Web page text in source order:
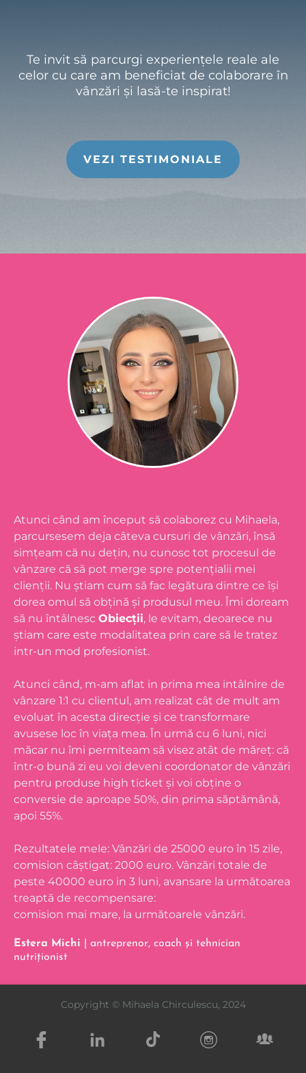
Te invit să parcurgi experiențele reale ale
celor cu care am beneficiat de colaborare în
vânzări și lasă-te inspirat!
VEZI TESTIMONIALE
Atunci când am început să colaborez cu Mihaela,
parcursesem deja câteva cursuri de vânzări, însă
simțeam că nu dețin, nu cunosc tot procesul de
vânzare că să pot merge spre potențialii mei
clienții. Nu știam cum să fac legătura dintre ce își
dorea omul să obțină și produsul meu. Îmi doream
să nu întâlnesc Obiecții, le evitam, deoarece nu
știam care este modalitatea prin care să le tratez
intr-un mod profesionist.
Atunci când, m-am aflat in prima mea intâlnire de
vânzare 1:1 cu clientul, am realizat cât de mult am
evoluat în acesta direcție și ce transformare
avusese loc în viața mea. În urmă cu 6 luni, nici
măcar nu îmi permiteam să visez atât de măreț: că
într-o bună zi eu voi deveni coordonator de vânzări
pentru produse high ticket și voi obține o
conversie de aproape 50%, din prima săptămână,
apoi 55%.
Rezultatele mele: Vânzări de 25000 euro în 15 zile,
comision câștigat: 2000 euro. Vânzări totale de
peste 40000 euro in 3 luni, avansare la următoarea
treaptă de recompensare:
comision mai mare, la următoarele vânzări.
Estera Michi
| antreprenor, coach și tehnician
nutriționist
Copyright © Mihaela Chirculescu, 2024